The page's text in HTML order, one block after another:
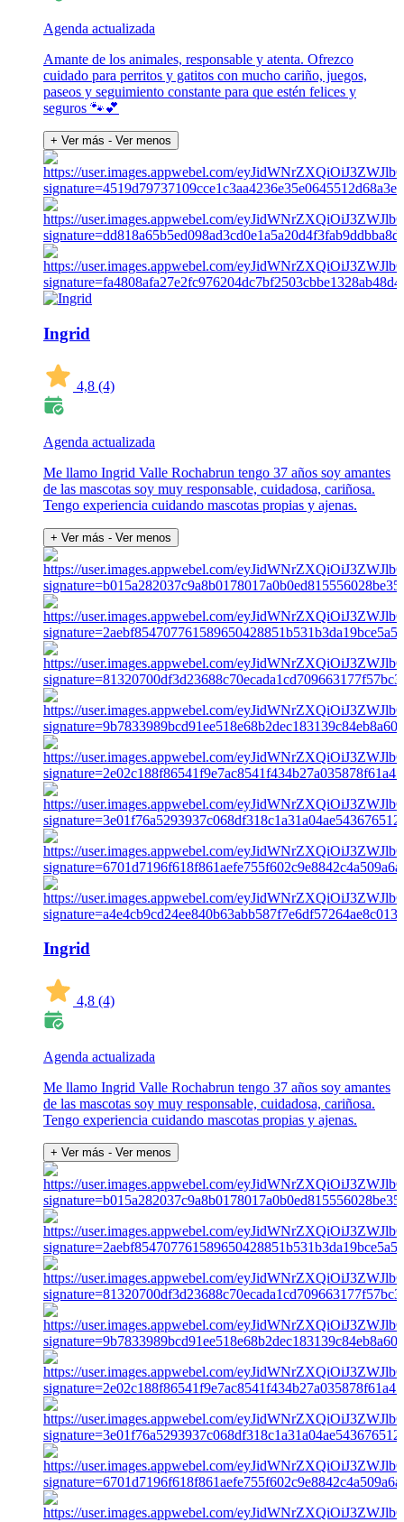
Agenda actualizada
Amante de los animales, responsable y atenta. Ofrezco
cuidado para perritos y gatitos con mucho cariño, juegos,
paseos y seguimiento constante para que estén felices y
seguros 🐾💕
+ Ver más - Ver menos
Ingrid
4,8 (4)
Agenda actualizada
Me llamo Ingrid Valle Rochabrun tengo 37 años soy amantes
de las mascotas soy muy responsable, cuidadosa, cariñosa.
Tengo experiencia cuidando mascotas propias y ajenas.
+ Ver más - Ver menos
Ingrid
4,8 (4)
Agenda actualizada
Me llamo Ingrid Valle Rochabrun tengo 37 años soy amantes
de las mascotas soy muy responsable, cuidadosa, cariñosa.
Tengo experiencia cuidando mascotas propias y ajenas.
+ Ver más - Ver menos